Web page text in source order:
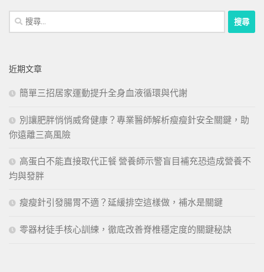
搜
尋
字:
近期文章
簡單三招居家運動提升全身血液循環與代謝
別讓肥胖悄悄威脅健康？專業醫師解析瘦瘦針安全關鍵，助
你遠離三高風險
高蛋白不能直接取代正餐 營養師示警盲目補充恐造成營養不
均與發胖
瘦瘦針引發腸胃不適？延緩排空這樣做，補水是關鍵
零器材徒手核心訓練，徹底改善脊椎穩定度的關鍵秘訣